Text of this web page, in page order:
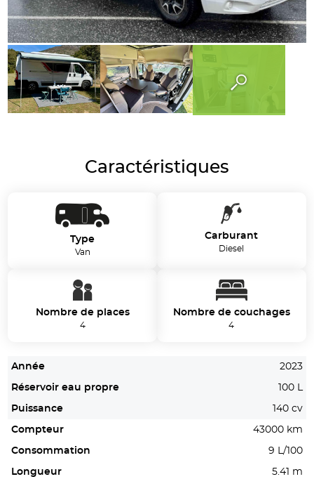
Caractéristiques
Type
Van
Carburant
Diesel
Nombre de places
4
Nombre de couchages
4
Année 2023
Réservoir eau propre 100 L
Puissance 140 cv
Compteur 43000 km
Consommation 9 L/100
Longueur 5.41 m